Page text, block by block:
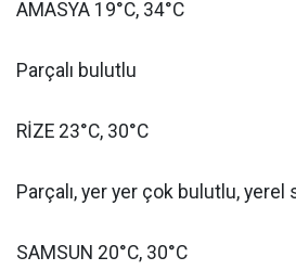
AMASYA 19°C, 34°C
Parçalı bulutlu
RİZE 23°C, 30°C
Parçalı, yer yer çok bulutlu, yerel
SAMSUN 20°C, 30°C